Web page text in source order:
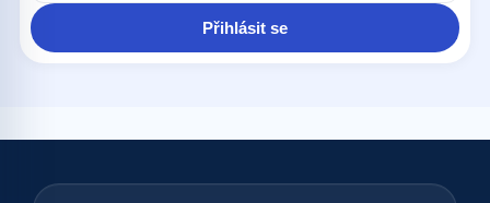
Přihlásit se